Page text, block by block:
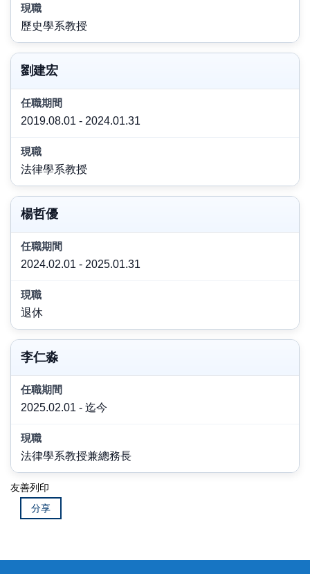
歷史學系教授
劉建宏
2019.08.01 - 2024.01.31
法律學系教授
楊哲優
2024.02.01 - 2025.01.31
退休
李仁淼
2025.02.01 - 迄今
法律學系教授兼總務長
友善列印
分享